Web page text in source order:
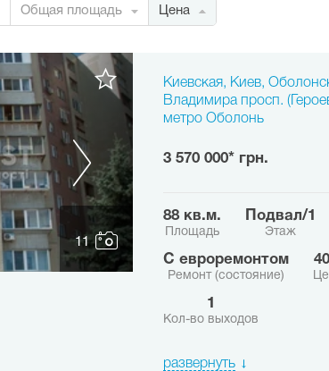
Общая площадь Цена
11
Киевская, Киев,
Владимира просп.
метро Оболонь
3 570 000* грн.
88 кв.м.
Площадь
подвал/1
Этаж
с евроремонтом
Ремонт (состояние)
1
Кол-во выходов
развернуть